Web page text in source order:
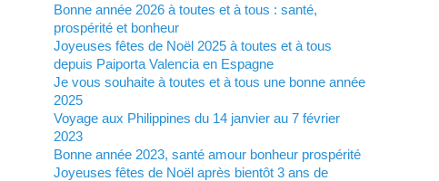
Bonne année 2026 à toutes et à tous : santé,
prospérité et bonheur
Joyeuses fêtes de Noël 2025 à toutes et à tous
depuis Paiporta Valencia en Espagne
Je vous souhaite à toutes et à tous une bonne année
2025
Voyage aux Philippines du 14 janvier au 7 février
2023
Bonne année 2023, santé amour bonheur prospérité
Joyeuses fêtes de Noël après bientôt 3 ans de